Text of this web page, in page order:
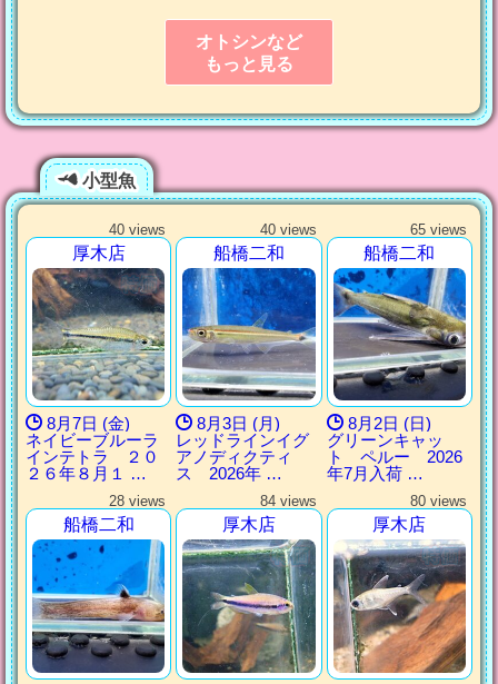
オトシンなど
もっと見る
小型魚
40 views
厚木店
8月7日 (金)
ネイビーブルーラ
インテトラ ２０
２６年８月１ …
40 views
船橋二和
8月3日 (月)
レッドラインイグ
アノディクティ
ス 2026年 …
65 views
船橋二和
8月2日 (日)
グリーンキャッ
ト ペルー 2026
年7月入荷 …
28 views
船橋二和
84 views
厚木店
80 views
厚木店